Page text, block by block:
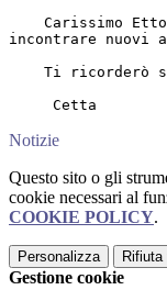
Carissimo
incontrare nuovi
Ti ricorderò
     Cetta
Notizie
Questo sito o gli
cookie necessari al
COOKIE POLICY.
Personalizza Rifiuta
Gestione cookie